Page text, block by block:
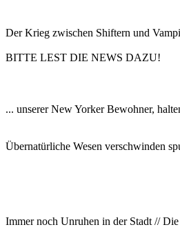
Der Krieg zwischen Shiftern und
BITTE LEST DIE NEWS DAZU!
... unserer New Yorker Bewohner,
Übernatürliche Wesen verschwinden
Immer noch Unruhen in der Stadt //